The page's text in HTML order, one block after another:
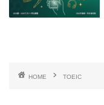
HOME TOEIC